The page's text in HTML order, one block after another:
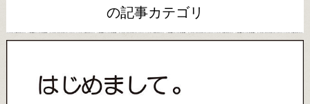
の記事カテゴリ